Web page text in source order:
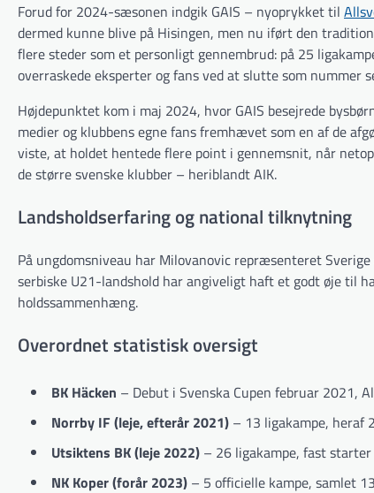
Forud for 2024-sæsonen indgik GAIS – nyoprykket til
dermed kunne blive på Hisingen, men nu iført den
flere steder som et personligt gennembrud: på 25
overraskede eksperter og fans ved at slutte som nummer
Højdepunktet kom i maj 2024, hvor GAIS besejrede
medier og klubbens egne fans fremhævet som en af de
viste, at holdet hentede flere point i gennemsnit, når
de større svenske klubber – heriblandt AIK.
Landsholdserfaring og national tilknytning
På ungdomsniveau har Milovanovic repræsenteret
serbiske U21-landshold har angiveligt haft et godt øje til
holdssammenhæng.
Overordnet statistisk oversigt
BK Häcken – Debut i Svenska Cupen februar 2021,
Norrby IF (leje, efterår 2021) – 13 ligakampe, heraf
Utsiktens BK (leje 2022) – 26 ligakampe, fast
NK Koper (forår 2023) – 5 officielle kampe, samlet